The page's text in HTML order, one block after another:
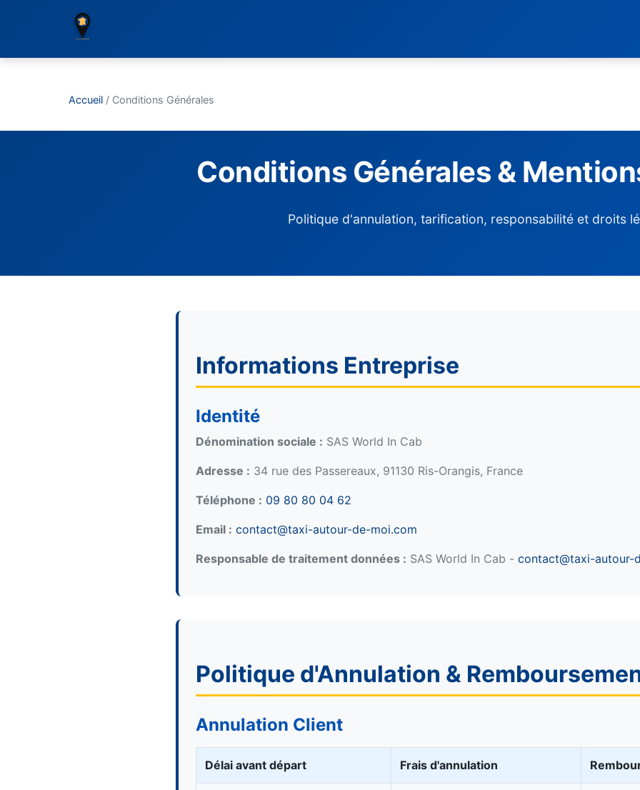
Accueil / Conditions Générales
Conditions Générales &
Politique d'annulation, tarification, responsabilité et droits
Informations Entreprise
Identité
Dénomination sociale : SAS World In Cab
Adresse : 34 rue des Passereaux, 91130 Ris-Orangis, France
Téléphone : 09 80 80 04 62
Email : contact@taxi-autour-de-moi.com
Responsable de traitement données : SAS World In Cab - contact@taxi-autour-
Politique d'Annulation &
Annulation Client
Délai avant départ Frais d'annulation